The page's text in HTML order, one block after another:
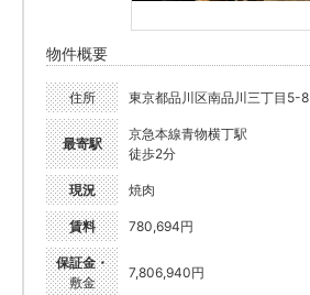
物件概要
住所 東京都品川区南品川三丁目5-8
最寄駅
京急本線青物横丁駅
徒歩2分
現況 焼肉
賃料 780,694円
保証金・
敷金
7,806,940円